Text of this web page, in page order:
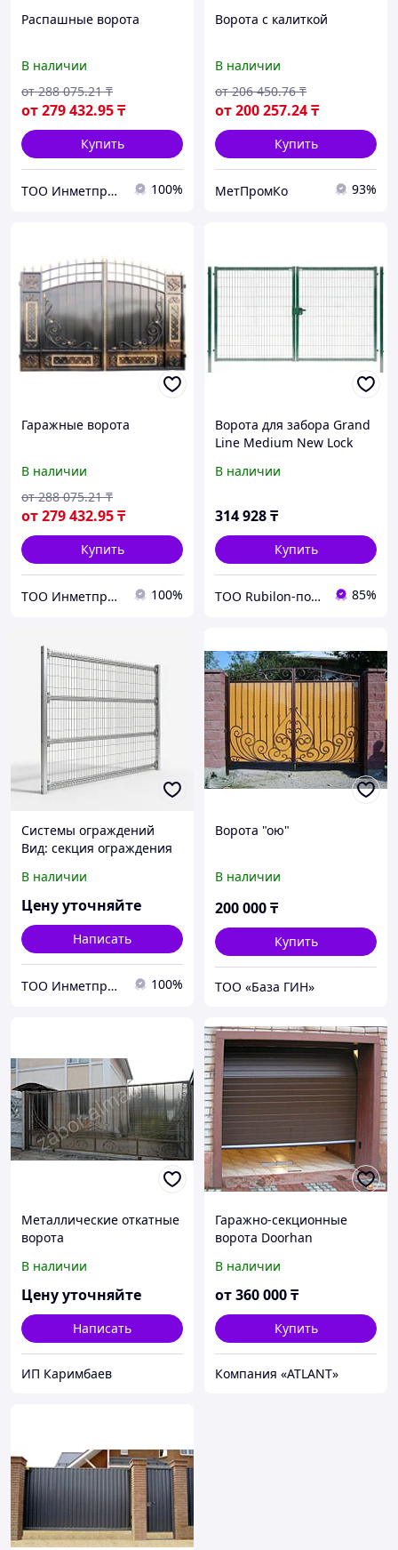
Распашные ворота
В наличии
от279 432.95₸
от 288 075.21 ₸
Купить
ТОО Инметпром 100%
Ворота с калиткой
В наличии
от200 257.24₸
от 206 450.76 ₸
Купить
МетПромКо 93%
Гаражные ворота
В наличии
от279 432.95₸
от 288 075.21 ₸
Купить
ТОО Инметпром 100%
Ворота для забора Grand
Line Medium New Lock
В наличии
314 928₸
Купить
ТОО Rubilon-поставщик №1 85%
Системы ограждений
Вид: секция ограждения
калитка; калитки;
ворота...
В наличии
Цену уточняйте
Написать
ТОО Инметпром 100%
Ворота "ою"
В наличии
200 000₸
Купить
ТОО «База ГИН»
Металлические откатные
ворота
В наличии
Цену уточняйте
Написать
ИП Каримбаев
Гаражно-секционные
ворота Doorhan
В наличии
от360 000₸
Купить
Компания «ATLANT»